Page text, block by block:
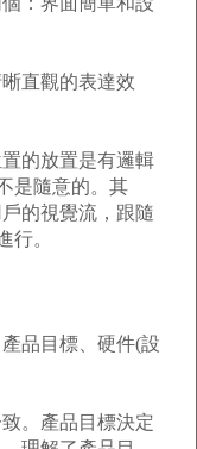
直觀的表達效
的放置是有邏輯
是隨意的。其
的視覺流，跟隨
行。
品目標、硬件(設
。產品目標決定